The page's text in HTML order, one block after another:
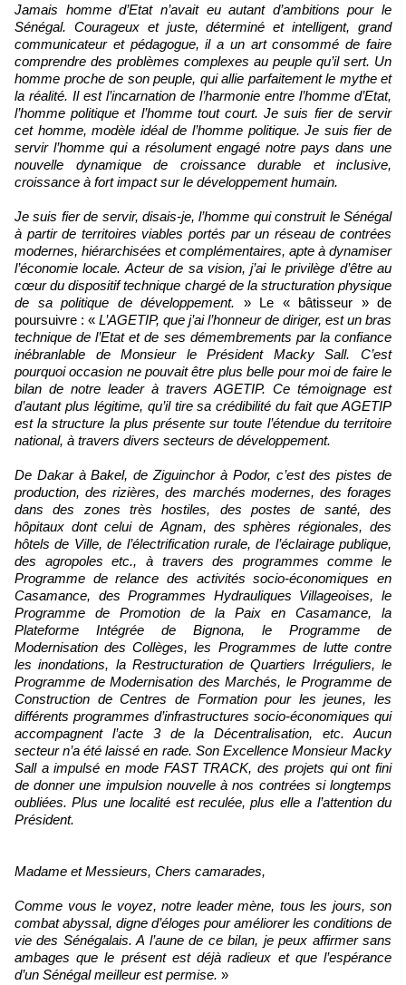
Jamais homme d’Etat n’avait eu autant d’ambitions pour le
Sénégal. Courageux et juste, déterminé et intelligent, grand
communicateur et pédagogue, il a un art consommé de faire
comprendre des problèmes complexes au peuple qu’il sert. Un
homme proche de son peuple, qui allie parfaitement le mythe et
la réalité. Il est l’incarnation de l’harmonie entre l’homme d’Etat,
l’homme politique et l’homme tout court. Je suis fier de servir
cet homme, modèle idéal de l’homme politique. Je suis fier de
servir l’homme qui a résolument engagé notre pays dans une
nouvelle dynamique de croissance durable et inclusive,
croissance à fort impact sur le développement humain.
Je suis fier de servir, disais-je, l’homme qui construit le Sénégal
à partir de territoires viables portés par un réseau de contrées
modernes, hiérarchisées et complémentaires, apte à dynamiser
l’économie locale. Acteur de sa vision, j’ai le privilège d’être au
cœur du dispositif technique chargé de la structuration physique
de sa politique de développement. » Le « bâtisseur » de
poursuivre : « L’AGETIP, que j’ai l’honneur de diriger, est un bras
technique de l’Etat et de ses démembrements par la confiance
inébranlable de Monsieur le Président Macky Sall. C’est
pourquoi occasion ne pouvait être plus belle pour moi de faire le
bilan de notre leader à travers AGETIP. Ce témoignage est
d’autant plus légitime, qu’il tire sa crédibilité du fait que AGETIP
est la structure la plus présente sur toute l’étendue du territoire
national, à travers divers secteurs de développement.
De Dakar à Bakel, de Ziguinchor à Podor, c’est des pistes de
production, des rizières, des marchés modernes, des forages
dans des zones très hostiles, des postes de santé, des
hôpitaux dont celui de Agnam, des sphères régionales, des
hôtels de Ville, de l’électrification rurale, de l’éclairage publique,
des agropoles etc., à travers des programmes comme le
Programme de relance des activités socio-économiques en
Casamance, des Programmes Hydrauliques Villageoises, le
Programme de Promotion de la Paix en Casamance, la
Plateforme Intégrée de Bignona, le Programme de
Modernisation des Collèges, les Programmes de lutte contre
les inondations, la Restructuration de Quartiers Irréguliers, le
Programme de Modernisation des Marchés, le Programme de
Construction de Centres de Formation pour les jeunes, les
différents programmes d’infrastructures socio-économiques qui
accompagnent l’acte 3 de la Décentralisation, etc. Aucun
secteur n’a été laissé en rade. Son Excellence Monsieur Macky
Sall a impulsé en mode FAST TRACK, des projets qui ont fini
de donner une impulsion nouvelle à nos contrées si longtemps
oubliées. Plus une localité est reculée, plus elle a l’attention du
Président.
Madame et Messieurs, Chers camarades,
Comme vous le voyez, notre leader mène, tous les jours, son
combat abyssal, digne d’éloges pour améliorer les conditions de
vie des Sénégalais. A l’aune de ce bilan, je peux affirmer sans
ambages que le présent est déjà radieux et que l’espérance
d’un Sénégal meilleur est permise. »